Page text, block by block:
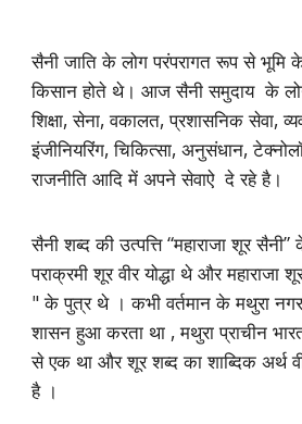
सैनी जाति के लोग परंपरागत रूप से भूमि
किसान होते थे। आज सैनी समुदाय के
शिक्षा, सेना, वकालत, प्रशासनिक सेवा,
इंजीनियरिंग, चिकित्सा, अनुसंधान,
राजनीति आदि में अपने सेवाऐ दे रहे है।
सैनी शब्द की उत्पत्ति “महाराजा शूर
पराक्रमी शूर वीर योद्धा थे और
" के पुत्र थे । कभी वर्तमान के मथुरा
शासन हुआ करता था , मथुरा प्राचीन
से एक था और शूर शब्द का शाब्दिक अर्थ वीर
है ।